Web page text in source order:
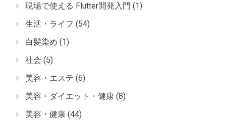
現場で使える Flutter開発入門 (1)
生活・ライフ (54)
白髪染め (1)
社会 (5)
美容・エステ (6)
美容・ダイエット・健康 (8)
美容・健康 (44)